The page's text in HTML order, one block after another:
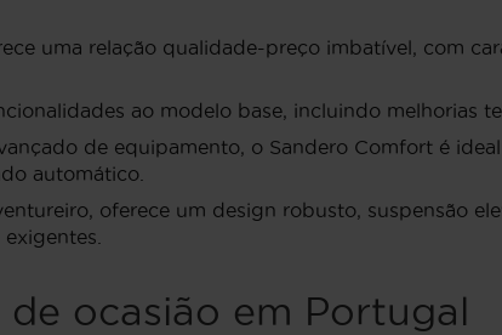
uma relação qualidade-preço imbatível, com
ao modelo base, incluindo melhorias
de equipamento, o Sandero Comfort é
automático.
oferece um design robusto, suspensão
ocasião em Portugal